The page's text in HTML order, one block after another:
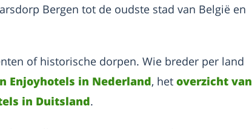
Bergen tot de oudste stad van België en
of historische dorpen. Wie breder per land
Enjoyhotels in Nederland, het overzicht van
in Duitsland.